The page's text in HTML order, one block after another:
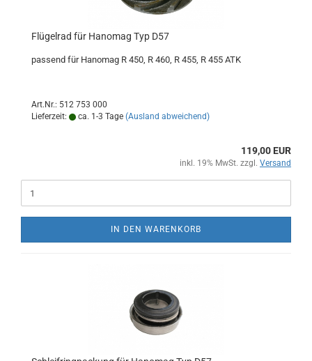
Flügelrad für Hanomag Typ D57
passend für Hanomag R 450, R 460, R 455, R 455 ATK
Art.Nr.: 512 753 000
Lieferzeit:
ca. 1-3 Tage (Ausland abweichend)
119,00 EUR
inkl. 19% MwSt. zzgl. Versand
IN DEN WARENKORB